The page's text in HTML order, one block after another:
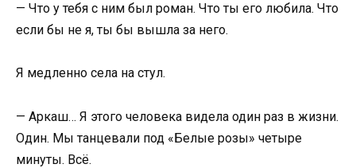
— Что у тебя с ним был роман. Что ты его любила. Что
если бы не я, ты бы вышла за него.
Я медленно села на стул.
— Аркаш… Я этого человека видела один раз в жизни.
Один. Мы танцевали под «Белые розы» четыре
минуты. Всё.